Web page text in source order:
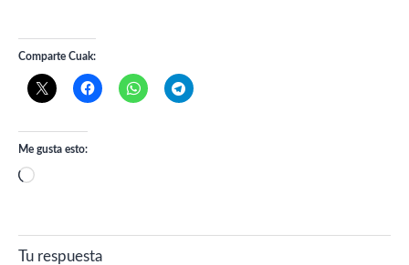
Comparte Cuak:
Me gusta esto:
Cargando...
Tu respuesta